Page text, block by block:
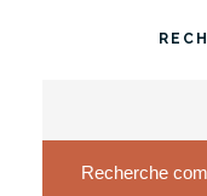
Recherche